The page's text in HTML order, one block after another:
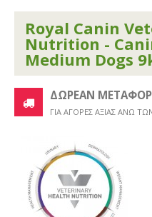
Royal Canin
Nutrition -
Medium Dogs
ΔΩΡΕΑΝ
ΓΙΑ ΑΓΟΡΕΣ ΑΞΙΑΣ ΑΝΩ